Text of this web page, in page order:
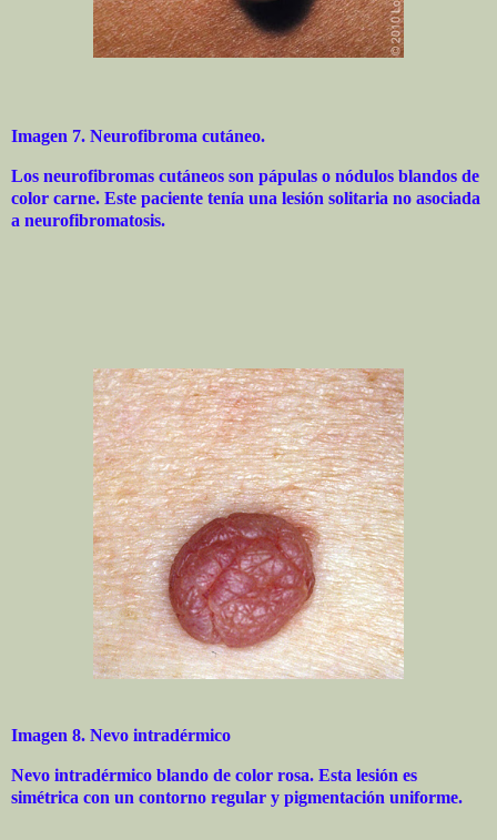
Imagen 7. Neurofibroma cutáneo.
Los neurofibromas cutáneos son pápulas o nódulos blandos de
color carne. Este paciente tenía una lesión solitaria no asociada
a neurofibromatosis.
Imagen 8. Nevo intradérmico
Nevo intradérmico blando de color rosa. Esta lesión es
simétrica con un contorno regular y pigmentación uniforme.